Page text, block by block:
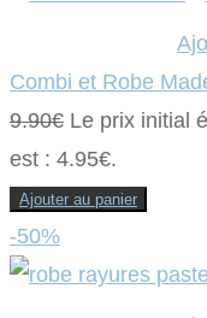
Combi et Robe
9.90€ Le prix initial
est : 4.95€.
Ajouter au panier
-50%